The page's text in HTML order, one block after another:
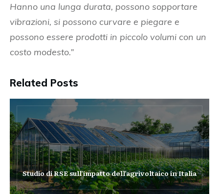
Hanno una lunga durata, possono sopportare
vibrazioni, si possono curvare e piegare e
possono essere prodotti in piccolo volumi con un
costo modesto.”
Related Posts
Studio di RSE sull’impatto dell’agrivoltaico in Italia